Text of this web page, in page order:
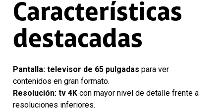
Características
destacadas
Pantalla: televisor de 65 pulgadas para ver
contenidos en gran formato.
Resolución: tv 4K con mayor nivel de detalle frente a
resoluciones inferiores.